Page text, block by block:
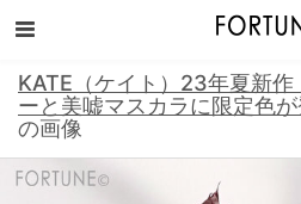
KATE（ケイト）23年夏新作
ーと美嘘マスカラに限定色
の画像